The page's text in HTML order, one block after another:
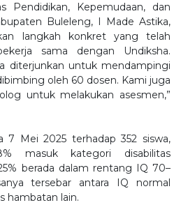
Pendidikan, Kepemudaan, dan
Buleleng, I Made Astika,
langkah konkret yang telah
sama dengan Undiksha.
diterjunkan untuk mendampingi
oleh 60 dosen. Kami juga
untuk melakukan asesmen,”
7 Mei 2025 terhadap 352 siswa,
masuk kategori disabilitas
berada dalam rentang IQ 70–
tersebar antara IQ normal
hambatan lain.